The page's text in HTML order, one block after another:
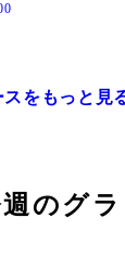
をもっと見
のグ